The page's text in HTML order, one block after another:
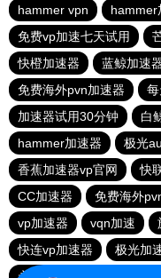
hammer vpn
hammer
免费vp加速七天试用
快橙加速器
蓝鲸加速
免费海外pvn加速器
加速器试用30分钟
白
hammer加速器
极光
香蕉加速器vp官网
快
CC加速器
免费海外
vp加速器
vqn加速
快连vp加速器
极光加